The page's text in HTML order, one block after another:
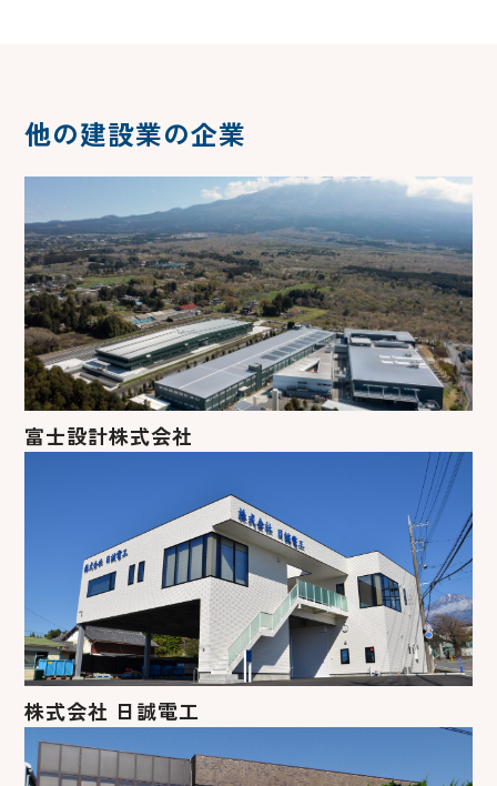
他の建設業の企業
富士設計株式会社
株式会社 日誠電工